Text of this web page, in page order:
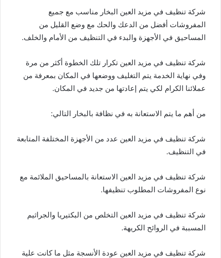
شركة تنظيف في مزيد العين البخار مناسب مع جميع
المفروشات أفضل من الدعك والحك مع وضع القليل من
المساحيق في الأجهزة والبدء في التنظيف من الأمام والخلف.
شركة تنظيف في مزيد العين تكرار تلك الخطوة أكثر من مرة
وفي نهاية الخدمة يتم التغليف ووضعها في المكان بمعرفة من
عملائنا الكرام لكي يتم إعادتها من جديد في المكان.
من أهم ما يتم الاستعانة به في نظافة بالبخار التالي:
شركة تنظيف في مزيد العين عدد من الأجهزة المختلفة المتابعة
في التنظيف.
شركة تنظيف في مزيد العين الاستعانة بالمساحيق الملائمة مع
نوع المفروشات المطلوب تنظيفها.
شركة تنظيف في مزيد العين التخلص من البكتيريا والجراثيم
المسببة في الروائح الكريهة.
شركة تنظيف في مزيد العين عودة الأنسجة مثل ما كانت علية